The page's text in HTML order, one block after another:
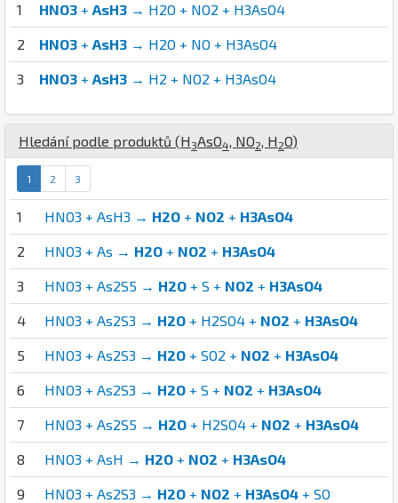
1 HNO3 + AsH3 → H2O + NO2 + H3AsO4
2 HNO3 + AsH3 → H2O + NO + H3AsO4
3 HNO3 + AsH3 → H2 + NO2 + H3AsO4
Hledání podle produktů (H 3AsO4, NO2, H 2O)
1 2 3
1 HNO3 + AsH3 → H2O + NO2 + H3AsO4
2 HNO3 + As → H2O + NO2 + H3AsO4
3 HNO3 + As2S5 → H2O + S + NO2 + H3AsO4
4 HNO3 + As2S3 → H2O + H2SO4 + NO2 + H3AsO4
5 HNO3 + As2S3 → H2O + SO2 + NO2 + H3AsO4
6 HNO3 + As2S3 → H2O + S + NO2 + H3AsO4
7 HNO3 + As2S5 → H2O + H2SO4 + NO2 + H3AsO4
8 HNO3 + AsH → H2O + NO2 + H3AsO4
9 HNO3 + As2S3 → H2O + NO2 + H3AsO4 + SO